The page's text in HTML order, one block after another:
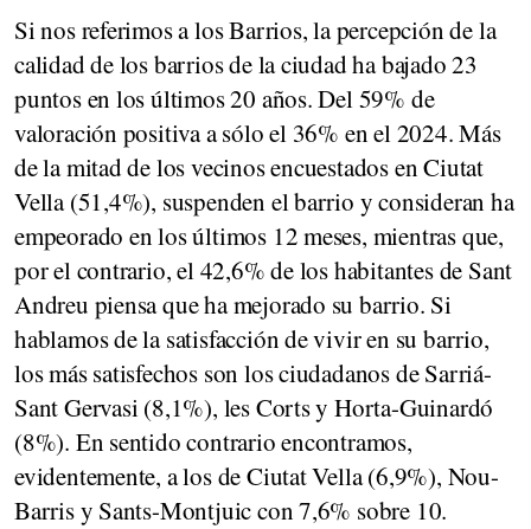
Si nos referimos a los Barrios, la percepción de la
calidad de los barrios de la ciudad ha bajado 23
puntos en los últimos 20 años. Del 59% de
valoración positiva a sólo el 36% en el 2024. Más
de la mitad de los vecinos encuestados en Ciutat
Vella (51,4%), suspenden el barrio y consideran ha
empeorado en los últimos 12 meses, mientras que,
por el contrario, el 42,6% de los habitantes de Sant
Andreu piensa que ha mejorado su barrio. Si
hablamos de la satisfacción de vivir en su barrio,
los más satisfechos son los ciudadanos de Sarriá-
Sant Gervasi (8,1%), les Corts y Horta-Guinardó
(8%). En sentido contrario encontramos,
evidentemente, a los de Ciutat Vella (6,9%), Nou-
Barris y Sants-Montjuic con 7,6% sobre 10.